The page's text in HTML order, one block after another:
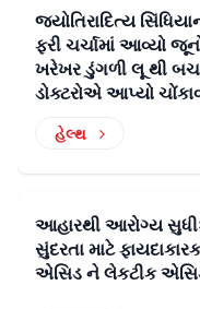
જ્યોતિરાદિત્ય
ફરી ચર્ચામાં આવ્યો
ખરેખર ડુંગળી લૂ થી
ડોક્ટરોએ આપ્યો
હેલ્થ
આહારથી આરોગ્ય
સુંદરતા માટે
એસિડ ને લેકટીક